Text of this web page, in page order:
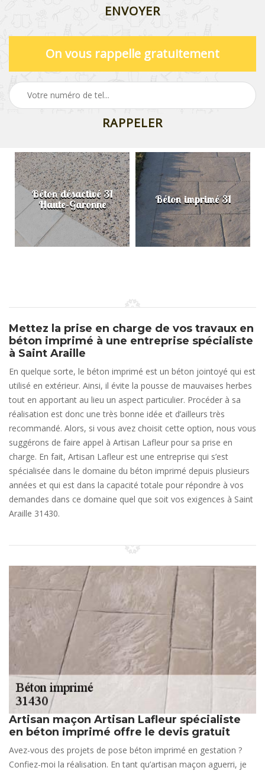
On vous rappelle gratuitement
Béton désactivé 31
Haute-Garonne Béton imprimé 31
Mettez la prise en charge de vos travaux en
béton imprimé à une entreprise spécialiste
à Saint Araille
En quelque sorte, le béton imprimé est un béton jointoyé qui est
utilisé en extérieur. Ainsi, il évite la pousse de mauvaises herbes
tout en apportant au lieu un aspect particulier. Procéder à sa
réalisation est donc une très bonne idée et d’ailleurs très
recommandé. Alors, si vous avez choisit cette option, nous vous
suggérons de faire appel à Artisan Lafleur pour sa prise en
charge. En fait, Artisan Lafleur est une entreprise qui s’est
spécialisée dans le domaine du béton imprimé depuis plusieurs
années et qui est dans la capacité totale pour répondre à vos
demandes dans ce domaine quel que soit vos exigences à Saint
Araille 31430.
Artisan maçon Artisan Lafleur spécialiste
en béton imprimé offre le devis gratuit
Avez-vous des projets de pose béton imprimé en gestation ?
Confiez-moi la réalisation. En tant qu’artisan maçon aguerri, je